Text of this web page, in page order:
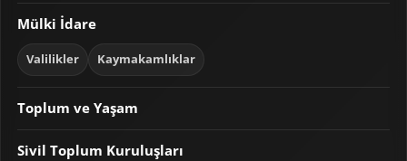
Mülki İdare
Valilikler Kaymakamlıklar
Toplum ve Yaşam
Sivil Toplum Kuruluşları